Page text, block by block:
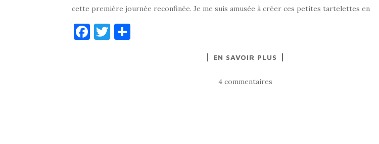
cette première journée reconfinée. Je me suis amusée à créer ces petites tartelettes en
F T
EN SAVOIR PLUS
4 commentaires